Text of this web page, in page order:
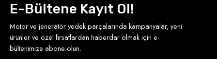
E-Bültene Kayıt Ol!
Motor ve jeneratör yedek parçalarında kampanyalar, yeni
ürünler ve özel fırsatlardan haberdar olmak için e-
bültenimize abone olun.